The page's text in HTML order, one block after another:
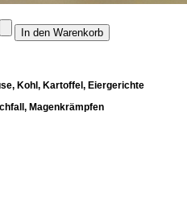
Kohl, Kartoffel, Eiergerichte
Magenkrämpfen